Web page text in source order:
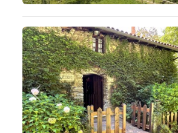
Anterior